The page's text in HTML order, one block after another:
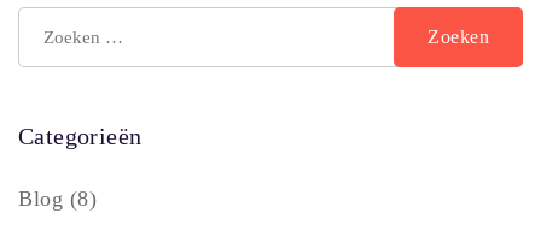
Categorieën
Blog (8)